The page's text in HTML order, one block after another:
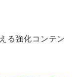
る強化コンテン